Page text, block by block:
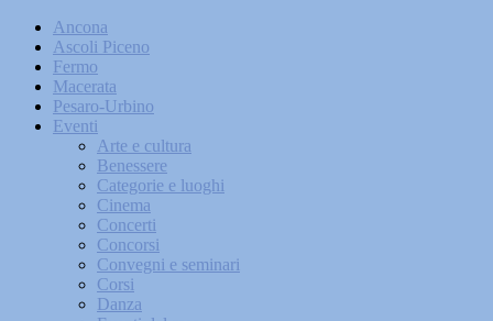
Ancona
Ascoli Piceno
Fermo
Macerata
Pesaro-Urbino
Eventi
Arte e cultura
Benessere
Categorie e luoghi
Cinema
Concerti
Concorsi
Convegni e seminari
Corsi
Danza